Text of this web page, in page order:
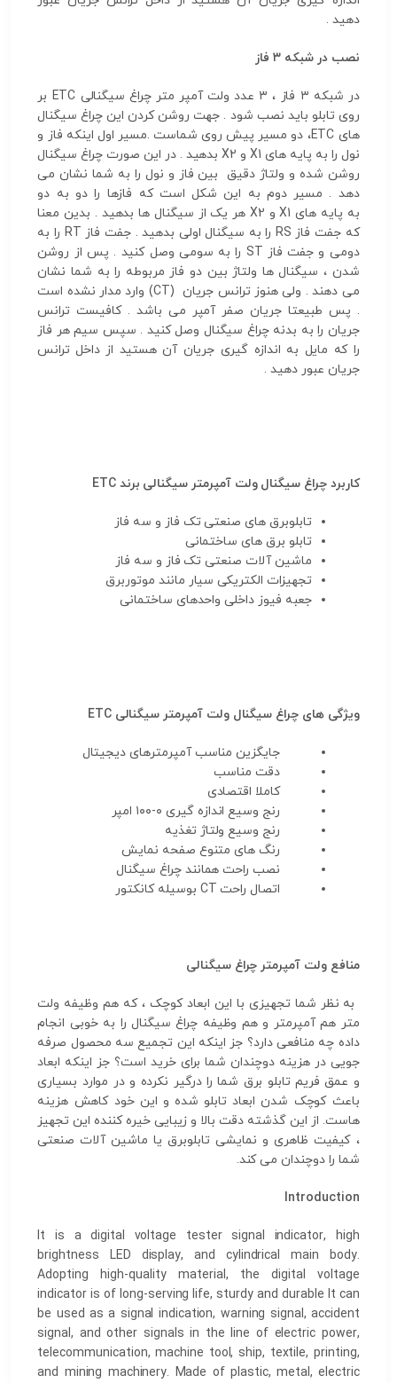
دهید .
نصب در شبکه ۳ فاز
در شبکه ۳ فاز ، ۳ عدد ولت آمپر متر چراغ سیگنالی ETC بر
روی تابلو باید نصب شود . جهت روشن کردن این چراغ سیگنال
های ETC، دو مسیر پیش روی شماست .مسیر اول اینکه فاز و
نول را به پایه های X1 و X2 بدهید . در این صورت چراغ سیگنال
روشن شده و ولتاژ دقیق بین فاز و نول را به شما نشان می
دهد . مسیر دوم به این شکل است که فازها را دو به دو
به پایه های X1 و X2 هر یک از سیگنال ها بدهید . بدین معنا
که جفت فاز RS را به سیگنال اولی بدهید . جفت فاز RT را به
دومی و جفت فاز ST را به سومی وصل کنید . پس از روشن
شدن ، سیگنال ها ولتاژ بین دو فاز مربوطه را به شما نشان
می دهند . ولی هنوز ترانس جریان (CT) وارد مدار نشده است
. پس طبیعتا جریان صفر آمپر می باشد . کافیست ترانس
جریان را به بدنه چراغ سیگنال وصل کنید . سپس سیم هر فاز
را که مایل به اندازه گیری جریان آن هستید از داخل ترانس
جریان عبور دهید .
کاربرد چراغ سیگنال ولت آمپرمتر سیگنالی برند ETC
تابلوبرق های صنعتی تک فاز و سه فاز
تابلو برق های ساختمانی
ماشین آلات صنعتی تک فاز و سه فاز
تجهیزات الکتریکی سیار مانند موتوربرق
جعبه فیوز داخلی واحدهای ساختمانی
ویژگی های چراغ سیگنال ولت آمپرمتر سیگنالی ETC
جایگزین مناسب آمپرمترهای دیجیتال
دقت مناسب
کاملا اقتصادی
رنج وسیع اندازه گیری ۰-۱۰۰ امپر
رنج وسیع ولتاژ تغذیه
رنگ های متنوع صفحه نمایش
نصب راحت همانند چراغ سیگنال
اتصال راحت CT بوسیله کانکتور
منافع ولت آمپرمتر چراغ سیگنالی
به نظر شما تجهیزی با این ابعاد کوچک ، که هم وظیفه ولت
متر هم آمپرمتر و هم وظیفه چراغ سیگنال را به خوبی انجام
داده چه منافعی دارد؟ جز اینکه این تجمیع سه محصول صرفه
جویی در هزینه دوچندان شما برای خرید است؟ جز اینکه ابعاد
و عمق فریم تابلو برق شما را درگیر نکرده و در موارد بسیاری
باعث کوچک شدن ابعاد تابلو شده و این خود کاهش هزینه
هاست. از این گذشته دقت بالا و زیبایی خیره کننده این تجهیز
، کیفیت ظاهری و نمایشی تابلوبرق یا ماشین آلات صنعتی
شما را دوچندان می کند.
Introduction
It is a digital voltage tester signal indicator, high
brightness LED display, and cylindrical main body.
Adopting high-quality material, the digital voltage
indicator is of long-serving life, sturdy and durable It can
be used as a signal indication, warning signal, accident
signal, and other signals in the line of electric power,
telecommunication, machine tool, ship, textile, printing,
and mining machinery. Made of plastic, metal, electric